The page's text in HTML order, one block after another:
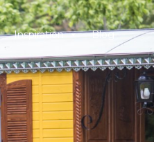
Inspiration Blog